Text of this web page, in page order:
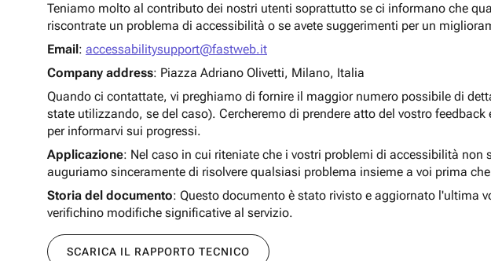
Teniamo molto al contributo dei nostri utenti soprattutto se ci informano che
riscontrate un problema di accessibilità o se avete suggerimenti per un
Email: accessabilitysupport@fastweb.it
Company address: Piazza Adriano Olivetti, Milano, Italia
Quando ci contattate, vi preghiamo di fornire il maggior numero possibile di
state utilizzando, se del caso). Cercheremo di prendere atto del vostro
per informarvi sui progressi.
Applicazione: Nel caso in cui riteniate che i vostri problemi di accessibilità
auguriamo sinceramente di risolvere qualsiasi problema insieme a voi prima
Storia del documento: Questo documento è stato rivisto e aggiornato l'ultima
verifichino modifiche significative al servizio.
SCARICA IL RAPPORTO TECNICO